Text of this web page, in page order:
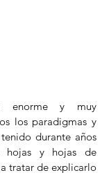
enorme y muy
los paradigmas y
durante años
y hojas de
tratar de explicarlo